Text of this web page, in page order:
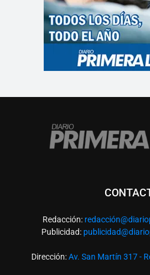
Redacción: redacció
Publicidad:
Dirección:Av. San Martín 317 -